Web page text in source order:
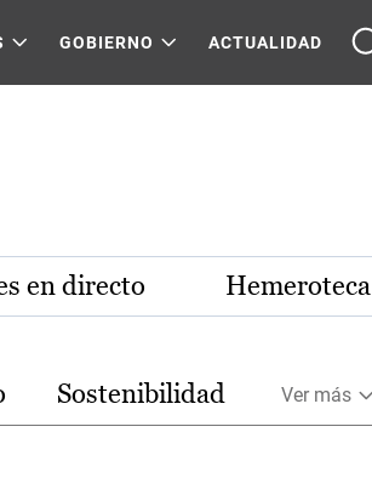
GOBIERNO ACTUALIDAD
en directo Hemeroteca
Sostenibilidad Ver más